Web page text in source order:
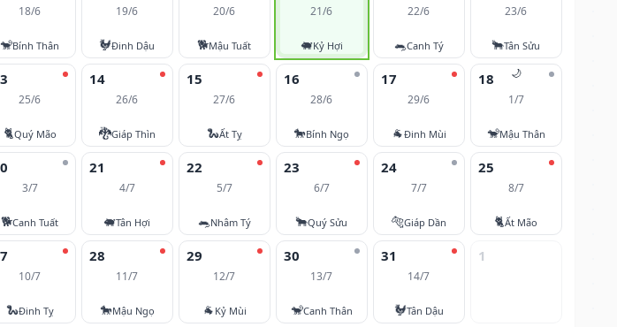
18/6
🐒Bính Thân
19/6
🐓Đinh Dậu
20/6
🐕Mậu Tuất
21/6
🐖Kỷ Hợi
22/6
🐀Canh Tý
23/6
🐂Tân Sửu
25/6
🐈Quý Mão
14
26/6
🐉Giáp Thìn
15
27/6
🐍Ất Tỵ
16
28/6
🐎Bính Ngọ
17
29/6
🐐Đinh Mùi
🌙
18
1/7
🐒Mậu Thân
3/7
🐕Canh Tuất
21
4/7
🐖Tân Hợi
22
5/7
🐀Nhâm Tý
23
6/7
🐂Quý Sửu
24
7/7
🐅Giáp Dần
25
8/7
🐈Ất Mão
10/7
🐍Đinh Tỵ
28
11/7
🐎Mậu Ngọ
29
12/7
🐐 Kỷ Mùi
30
13/7
🐒Canh Thân
31
14/7
🐓Tân Dậu
1